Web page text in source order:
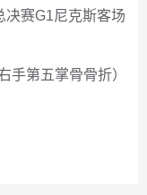
决赛G1尼克斯客场
手第五掌骨骨折）